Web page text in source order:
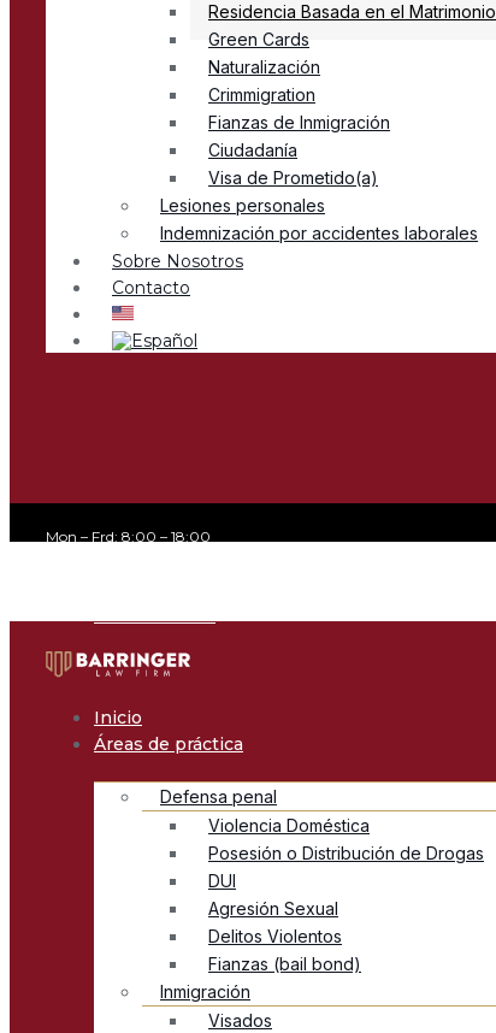
Residencia Basada en el Matrimonio
Green Cards
Naturalización
Crimmigration
Fianzas de Inmigración
Ciudadanía
Visa de Prometido(a)
Lesiones personales
Indemnización por accidentes laborales
Sobre Nosotros
Contacto
Mon – Frd: 8:00 – 18:00
Inicio
Áreas de práctica
Defensa penal
Violencia Doméstica
Posesión o Distribución de Drogas
DUI
Agresión Sexual
Delitos Violentos
Fianzas (bail bond)
Inmigración
Visados